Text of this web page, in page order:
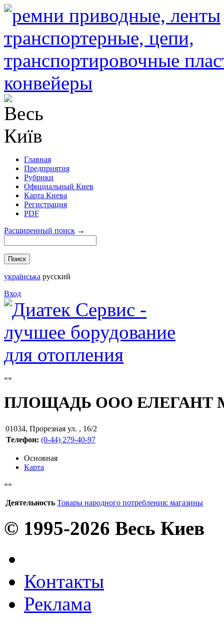
Главная
Предприятия
Рубрики
Официальный Киев
Карта Киева
Регистрация
PDF
Расширенный поиск →
українська русский
Вход
ПЛОЩАДЬ ООО ЕЛЕГАНТ
01034, Прорезная ул. , 16/2
Телефон: (0-44) 279-40-97
Основная
Карта
Деятельность Товары народного потребления: магазины
© 1995-2026 Весь Киев
Контакты
Реклама